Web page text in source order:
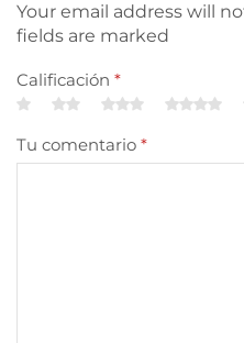
Your email address will
fields are marked
Calificación *
Tu comentario *